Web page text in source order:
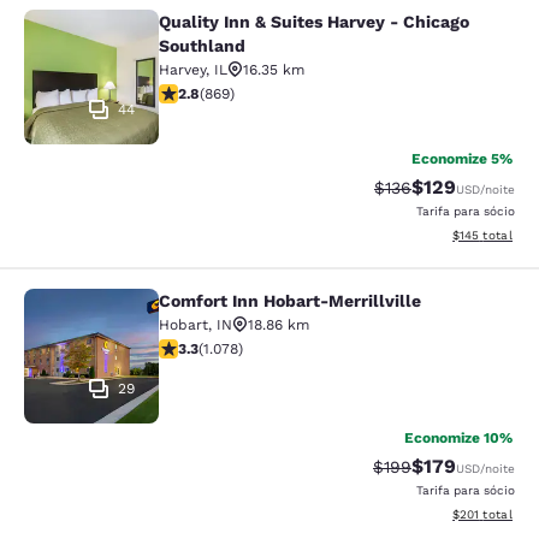
Quality Inn & Suites Harvey -
44
Quality Inn & Suites Harvey - Chicago
Southland
Harvey, IL
16.35 km
classificação 2.82 estrelas. Razoável. 869 avaliações
2.8(869)
Economize 5%
Tarifa anterior
$136Tarifa com
$129USD/noite
Tarifa para sócio
Exibir
$145 total
Comfort Inn Hobart-Merrillville
29
Comfort Inn Hobart-Merrillville
Hobart, IN
18.86 km
classificação 3.28 estrelas. Bom. 1078 avaliações
3.3(1.078)
Economize 10%
Tarifa anterior
$199Tarifa com
$179USD/noite
Tarifa para sócio
Exibir
$201 total